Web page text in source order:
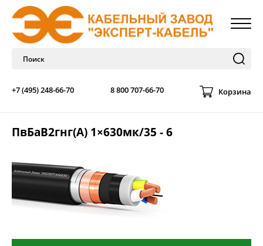
+7 (495) 248-66-70 8 800 707-66-70 Корзина
ПвБаВ2гнг(А) 1×630мк/35 - 6